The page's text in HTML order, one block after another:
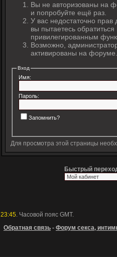
Вы не авторизованы на
и попробуйте ещё раз.
У вас недостаточно
вы пытаетесь
привилегированным
Возможно,
активированы на форуме.
Вход
Имя:
Пароль:
Запомнить?
Для просмотра этой страницы
Быстрый
23:45. Часовой пояс GMT.
Обратная связь - Форум секса,